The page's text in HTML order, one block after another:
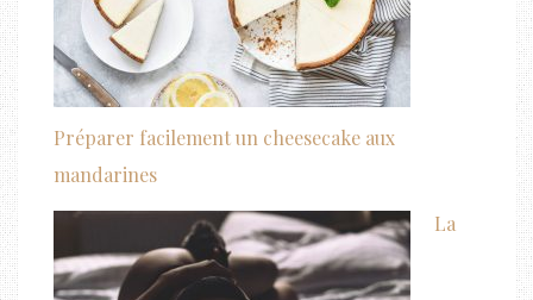
Préparer facilement un cheesecake aux
mandarines
La